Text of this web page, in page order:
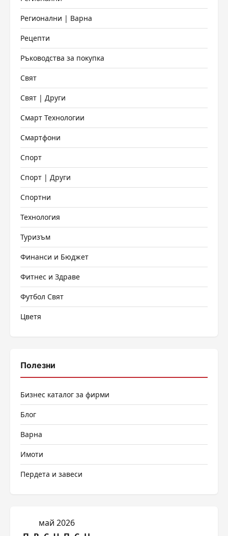
Регионални | Варна
Рецепти
Ръководства за покупка
Свят
Свят | Други
Смарт Технологии
Смартфони
Спорт
Спорт | Други
Спортни
Технология
Туризъм
Финанси и Бюджет
Фитнес и Здраве
Футбол Свят
Цветя
Полезни
Бизнес каталог за фирми
Блог
Варна
Имоти
Пердета и завеси
май 2026